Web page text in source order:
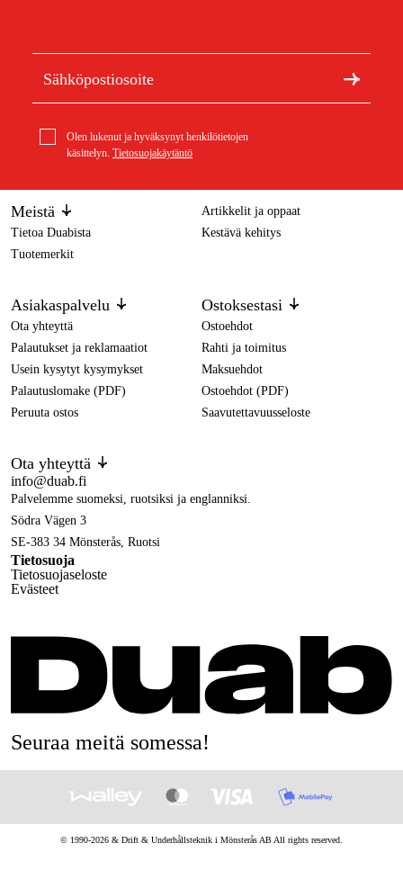
Olen lukenut ja hyväksynyt henkilötietojen
käsittelyn. Tietosuojakäytäntö
Meistä
Tietoa Duabista
Tuotemerkit
Artikkelit ja oppaat
Kestävä kehitys
Asiakaspalvelu
Ota yhteyttä
Palautukset ja reklamaatiot
Usein kysytyt kysymykset
Palautuslomake (PDF)
Peruuta ostos
Ostoksestasi
Ostoehdot
Rahti ja toimitus
Maksuehdot
Ostoehdot (PDF)
Saavutettavuusseloste
Ota yhteyttä
info@duab.fi
Palvelemme suomeksi, ruotsiksi ja englanniksi.
Södra Vägen 3
SE-383 34 Mönsterås, Ruotsi
Tietosuoja
Tietosuojaseloste
Evästeet
Seuraa meitä somessa!
© 1990-2026 & Drift & Underhållsteknik i Mönsterås ABAll rights reserved.